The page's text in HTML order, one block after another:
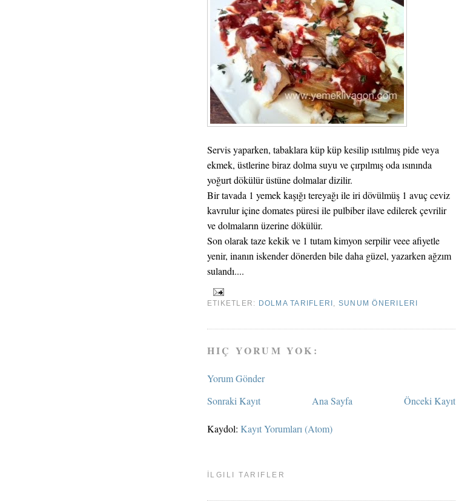
Servis yaparken, tabaklara küp küp kesilip ısıtılmış pide veya
ekmek, üstlerine biraz dolma suyu ve çırpılmış oda ısınında
yoğurt dökülür üstüne dolmalar dizilir.
Bir tavada 1 yemek kaşığı tereyağı ile iri dövülmüş 1 avuç ceviz
kavrulur içine domates püresi ile pulbiber ilave edilerek çevrilir
ve dolmaların üzerine dökülür.
Son olarak taze kekik ve 1 tutam kimyon serpilir veee afiyetle
yenir, inanın iskender dönerden bile daha güzel, yazarken ağzım
sulandı....
ETIKETLER: DOLMA TARIFLERI SUNUM ÖNERILERI
HIÇ YORUM YOK:
Yorum Gönder
Sonraki Kayıt
Önceki Kayıt
Ana Sayfa
Kaydol: Kayıt Yorumları (Atom)
İLGILI TARIFLER